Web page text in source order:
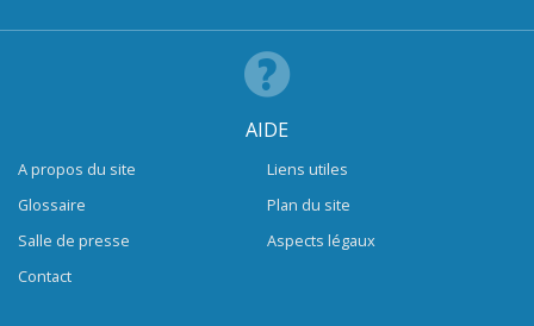
AIDE
A propos du site
Glossaire
Salle de presse
Contact
Liens utiles
Plan du site
Aspects légaux